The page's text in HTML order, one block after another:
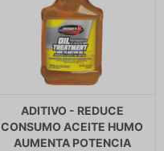
ADITIVO - REDUCE
CONSUMO ACEITE HUMO
AUMENTA POTENCIA